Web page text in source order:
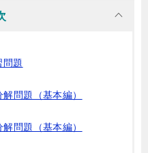
問題
問題（基本編）
問題（基本編）